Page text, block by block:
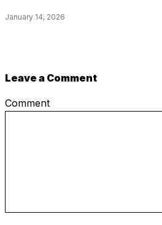
January 14, 2026
Leave a Comment
Comment